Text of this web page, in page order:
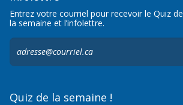
Entrez votre courriel pour recevoir le Quiz de
la semaine et l’infolettre.
Quiz de la semaine !